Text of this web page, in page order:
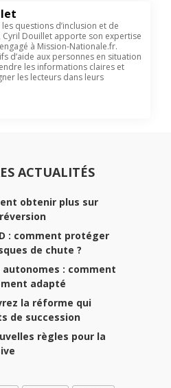
questions d’inclusion et de
Cyril Douillet apporte son expertise
à Mission-Nationale.fr.
d’aide aux personnes en situation
les informations claires et
les lecteurs dans leurs
ACTUALITÉS
obtenir plus sur
: comment protéger
de chute ?
autonomes : comment
adapté
la réforme qui
de succession
règles pour la